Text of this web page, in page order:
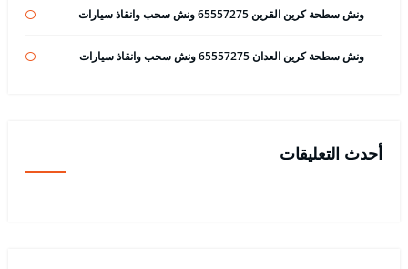
ونش سطحة كرين القرين 65557275 ونش سحب وانقاذ سيارات
ونش سطحة كرين العدان 65557275 ونش سحب وانقاذ سيارات
أحدث التعليقات